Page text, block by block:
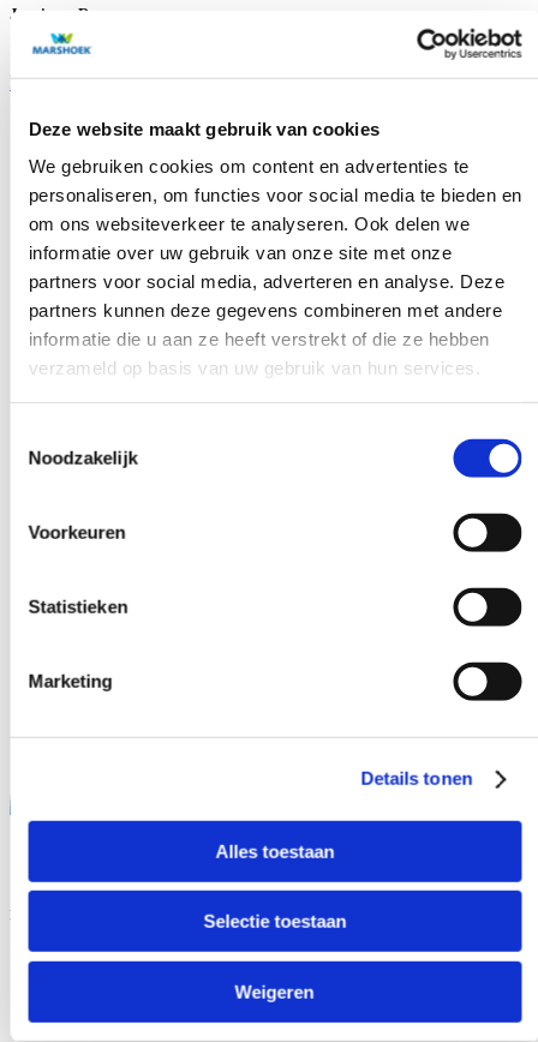
Deze website maakt gebruik van cookies
We gebruiken cookies om content en advertenties te
personaliseren, om functies voor social media te bieden en
om ons websiteverkeer te analyseren. Ook delen we
informatie over uw gebruik van onze site met onze
partners voor social media, adverteren en analyse. Deze
partners kunnen deze gegevens combineren met andere
informatie die u aan ze heeft verstrekt of die ze hebben
verzameld op basis van uw gebruik van hun services.
Noodzakelijk
Voorkeuren
Statistieken
Marketing
Details tonen
Alles toestaan
Selectie toestaan
Weigeren
Joeri van Rens
Senior Retail Consultant
Mail Joeri
Marshoek